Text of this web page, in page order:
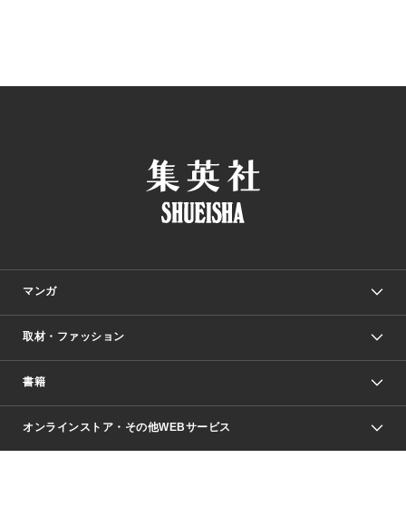
マンガ
少年マンガ
Vジャンプ
週刊ヤングジャンプ
少女マンガ
取材・ファッション
Seventeen
芸能・情報・スポーツ
書籍
文芸・文庫・総合
オンラインストア・その他WEBサービス